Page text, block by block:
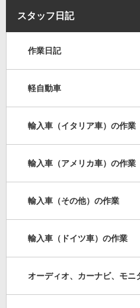
スタッフ日記
作業日記
軽自動車
輸入車（イタリア車）の作業
輸入車（アメリカ車）の作業
輸入車（その他）の作業
輸入車（ドイツ車）の作業
オーディオ、カーナビ、モニ